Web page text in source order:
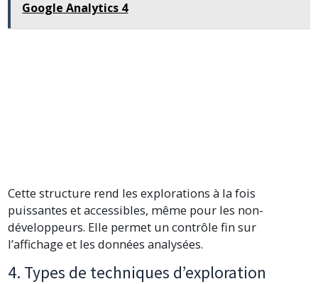
Google Analytics 4
Cette structure rend les explorations à la fois
puissantes et accessibles, même pour les non-
développeurs. Elle permet un contrôle fin sur
l’affichage et les données analysées.
4. Types de techniques d’exploration